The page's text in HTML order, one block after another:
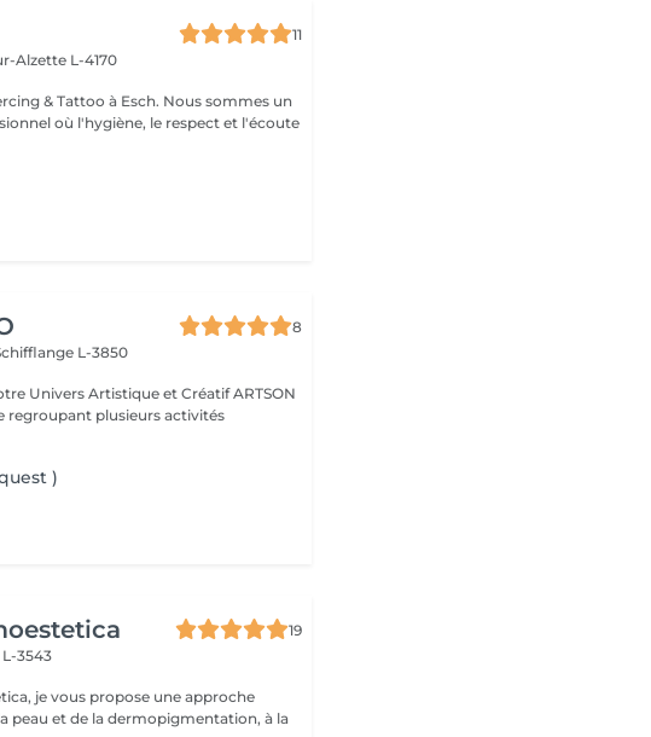
11
Alzette L-4170
où l'hygiène, le respect et l'écoute
8
L-3850
regroupant plusieurs activités
)
19
3543
je vous propose une approche
peau et de la dermopigmentation, à la